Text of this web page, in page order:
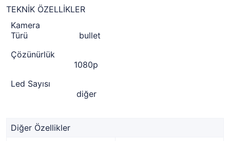
TEKNİK ÖZELLİKLER
Kamera
Türü
bullet
Çözünürlük
1080p
Led Sayısı
diğer
Diğer Özellikler